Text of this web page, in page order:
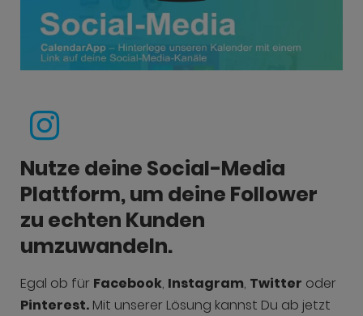
Nutze deine Social-Media
Plattform, um deine Follower
zu echten Kunden
umzuwandeln.
Egal ob für Facebook, Instagram, Twitter oder
Pinterest. Mit unserer Lösung kannst Du ab jetzt